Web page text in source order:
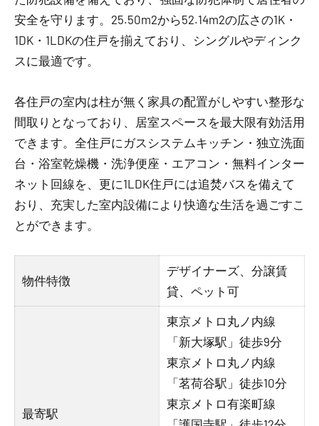
安全を守ります。25.50m2から52.14m2の広さの1K・
1DK・1LDKの住戸を揃えており、シングルやディンク
スに最適です。
各住戸の室内は柱が無く家具の配置がしやすい整形な
間取りとなっており、居室スペースを最大限有効活用
できます。全住戸にガスシステムキッチン・独立洗面
台・浴室乾燥機・洗浄便座・エアコン・無料インター
ネット回線を、更に1LDK住戸には追焚バスを備えて
おり、充実した室内設備により快適な生活を過ごすこ
とができます。
物件特徴
デザイナーズ、分譲賃
貸、ペット可
最寄駅
東京メトロ丸ノ内線
「新大塚駅」徒歩9分
東京メトロ丸ノ内線
「茗荷谷駅」徒歩10分
東京メトロ有楽町線